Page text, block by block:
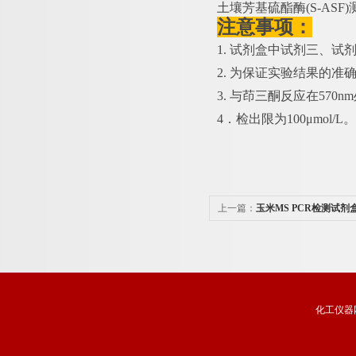
土壤芳基硫酯酶(S-ASF)
注意事项：
1. 试剂盒中试剂三、试
2. 为保证实验结果的准
3. 与茚三酮反应在
4．检出限为100μmol/L。
上一篇： 玉米MS PCR检测试剂
化工仪器